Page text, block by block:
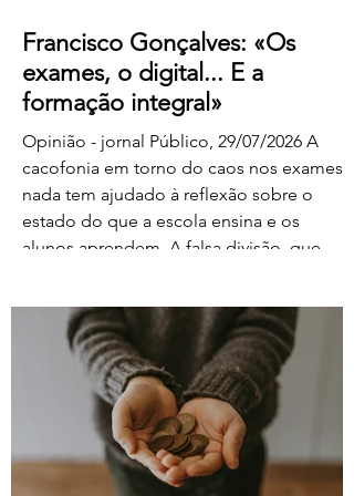
Francisco Gonçalves: «Os
exames, o digital... E a
formação integral»
Opinião - jornal Público, 29/07/2026 A
cacofonia em torno do caos nos exames
nada tem ajudado à reflexão sobre o
estado do que a escola ensina e os
alunos aprendem. A falsa divisão, que
e os da ignorância, os do rigor e os do
facilitismo, os da inovação e os
empedernidos – é mais um agente de
confusão. O olhar da FENPROF para este
processo parte, como não podia deixar
de ser, das violações dos